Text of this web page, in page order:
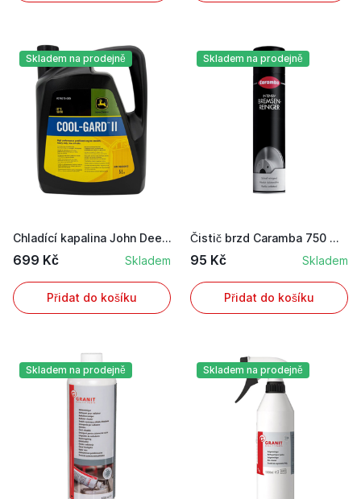
Skladem na prodejně
Chladící kapalina John Deere COOL-GARD™ II do c...
699 Kč Skladem
Přidat do košíku
Skladem na prodejně
Čistič brzd Caramba 750 ml bez acetonu, rychles...
95 Kč Skladem
Přidat do košíku
Skladem na prodejně Skladem na prodejně